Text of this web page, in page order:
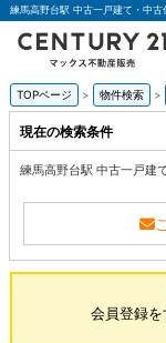
TOPページ 物件検索
現在の検索条件
練馬高野台駅 中古一戸建
会員登録